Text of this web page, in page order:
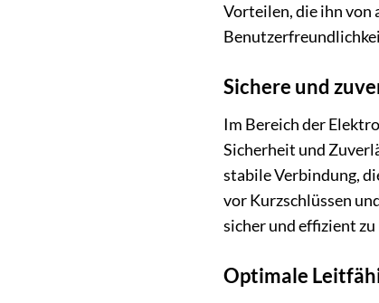
Vorteilen, die ihn von
Sichere und
Im Bereich der
Sicherheit und
stabile Verbindung,
vor Kurzschlüssen
sicher und effizient
Optimale